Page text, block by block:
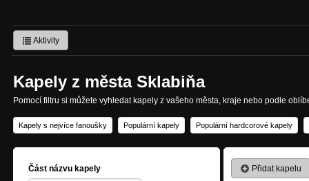
Aktivity
Kapely z města Sklabiňa
Pomocí filtru si můžete vyhledat kapely z vašeho města, kraje nebo podle
Kapely s nejvíce fanoušky Populární kapely Populární hardcorové kapely
Část názvu kapely Přidat kapelu